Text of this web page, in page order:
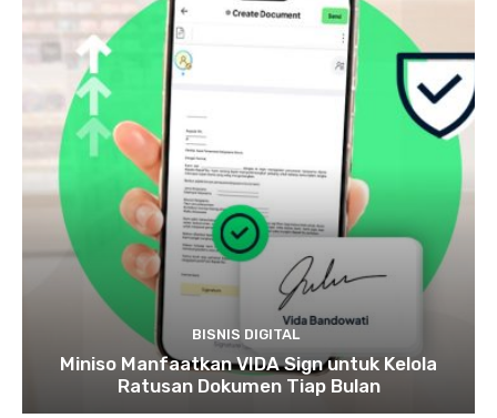
BISNIS DIGITAL
Miniso Manfaatkan VIDA Sign untuk Kelola
Ratusan Dokumen Tiap Bulan